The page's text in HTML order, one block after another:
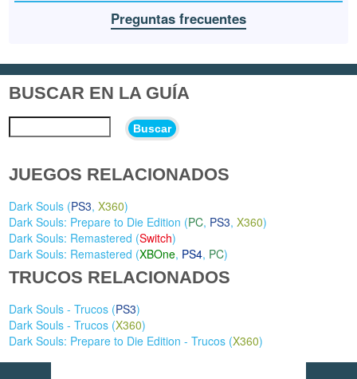
Preguntas frecuentes
BUSCAR EN LA GUÍA
Buscar
JUEGOS RELACIONADOS
Dark Souls (PS3,X360)
Dark Souls: Prepare to Die Edition (PC, PS3,X360)
Dark Souls: Remastered (Switch)
Dark Souls: Remastered (XBOne, PS4, PC)
TRUCOS RELACIONADOS
Dark Souls - Trucos (PS3)
Dark Souls - Trucos (X360)
Dark Souls: Prepare to Die Edition - Trucos (X360)